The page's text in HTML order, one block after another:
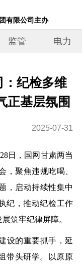
有限公司主办
监管 电力
：纪检多维
正基层氛围
2025-07-31
日，国网甘肃两当
，聚焦违规吃喝、
，启动持续性集中
纪，推动纪检工作
筑牢纪律屏障。
的重要抓手，延
带头研学。以原原